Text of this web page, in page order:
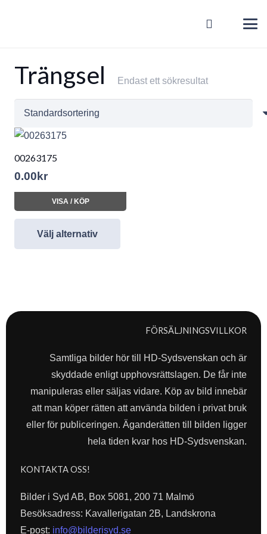
Trängsel Endast ett sökresultat
00263175
0.00 kr
VISA / KÖP
Välj alternativ
FÖRSÄLJNINGSVILLKOR
Samtliga bilder hör till HD-Sydsvenskan och är
skyddade enligt upphovsrättslagen. De får inte
manipuleras eller säljas vidare. Köp av bild innebär
att man köper rätten att använda bilden i privat bruk
eller för publiceringen. Äganderätten till bilden ligger
hela tiden kvar hos HD-Sydsvenskan.
KONTAKTA OSS!
Bilder i Syd AB, Box 5081, 200 71 Malmö
Besöksadress: Kavallerigatan 2B, Landskrona
E-post: info@bilderisyd.se